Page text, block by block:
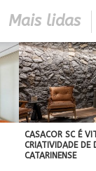
Mais lidas
COM CHARME
ARQUITETURA
DE VILA COM
‘CARTÃO DE
PAREDE DE
APARENTES;
CASACOR SC É
CRIATIVIDADE DE
CATARINENSE